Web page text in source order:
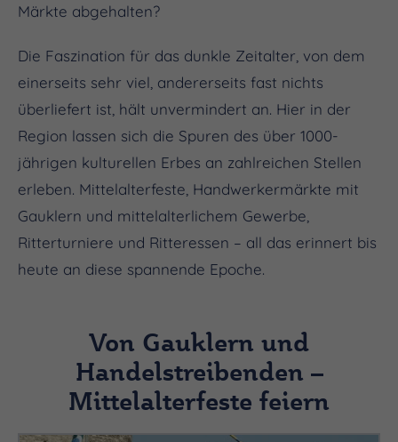
Märkte abgehalten?
Die Faszination für das dunkle Zeitalter, von dem
einerseits sehr viel, andererseits fast nichts
überliefert ist, hält unvermindert an. Hier in der
Region lassen sich die Spuren des über 1000-
jährigen kulturellen Erbes an zahlreichen Stellen
erleben. Mittelalterfeste, Handwerkermärkte mit
Gauklern und mittelalterlichem Gewerbe,
Ritterturniere und Ritteressen – all das erinnert bis
heute an diese spannende Epoche.
Von Gauklern und
Handelstreibenden –
Mittelalterfeste feiern